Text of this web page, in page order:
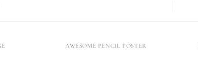
AWESOME PENCIL POSTER